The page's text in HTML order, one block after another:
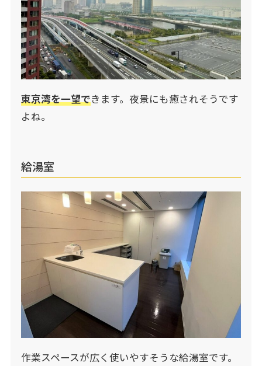
東京湾を一望できます。夜景にも癒されそうです
よね。
給湯室
作業スペースが広く使いやすそうな給湯室です。